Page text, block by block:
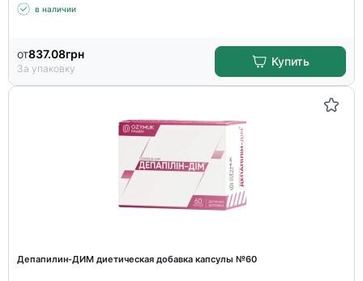
в наличии
от837.08грн
За упаковку
Купить
Депапилин-ДИМ диетическая добавка капсулы №60